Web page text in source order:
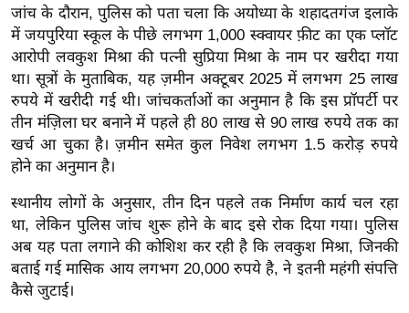
e
a
k
i
n
g
N
w
s
ला
इ
फ
जांच के दौरान, पुलिस को पता चला कि अयोध्या के शहादतगंज इलाके
में जयपुरिया स्कूल के पीछे लगभग 1,000 स्क्वायर फ़ीट का एक प्लॉट
आरोपी लवकुश मिश्रा की पत्नी सुप्रिया मिश्रा के नाम पर खरीदा गया
था। सूत्रों के मुताबिक, यह ज़मीन अक्टूबर 2025 में लगभग 25 लाख
रुपये में खरीदी गई थी। जांचकर्ताओं का अनुमान है कि इस प्रॉपर्टी पर
तीन मंज़िला घर बनाने में पहले ही 80 लाख से 90 लाख रुपये तक का
खर्च आ चुका है। ज़मीन समेत कुल निवेश लगभग 1.5 करोड़ रुपये
होने का अनुमान है।
स्थानीय लोगों के अनुसार, तीन दिन पहले तक निर्माण कार्य चल रहा
था, लेकिन पुलिस जांच शुरू होने के बाद इसे रोक दिया गया। पुलिस
अब यह पता लगाने की कोशिश कर रही है कि लवकुश मिश्रा, जिनकी
बताई गई मासिक आय लगभग 20,000 रुपये है, ने इतनी महंगी संपत्ति
कैसे जुटाई।